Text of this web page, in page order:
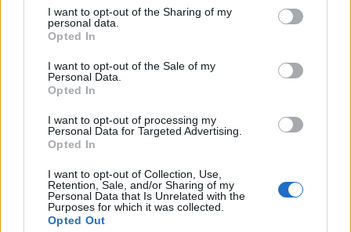
I want to opt-out of the Sharing of my
personal data.
Opted In
I want to opt-out of the Sale of my
Personal Data.
Opted In
I want to opt-out of processing my
Personal Data for Targeted Advertising.
Opted In
I want to opt-out of Collection, Use,
Retention, Sale, and/or Sharing of my
Personal Data that Is Unrelated with the
Purposes for which it was collected.
Opted Out
κάποιοι προσβλήθηκαν, αλλά επειδή το μέσο έχει
ξεπεραστεί. Όμως η πραγματική απώλεια είναι η
διάθεση για ριψοκίνδυνη και ουσιαστική κωμωδία.
Αν φοβόμαστε τόσο πολύ την προσβολή ώστε να
σκοτώνουμε κάθε προσπάθεια σάτιρας, τότε ίσως το
επόμενο «θύμα» να μην είναι ένας παρουσιαστής
αλλά ο δημόσιος διάλογος συνολικά. Πρέπει να
αναρωτηθούμε τι κοινωνία διαμορφώνουμε για τις
μελλοντικές γενιές και αν τελικά το political correct